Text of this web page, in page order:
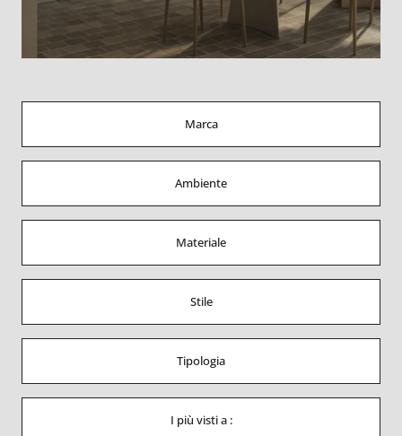
Marca
Ambiente
Materiale
Stile
Tipologia
I più visti a :